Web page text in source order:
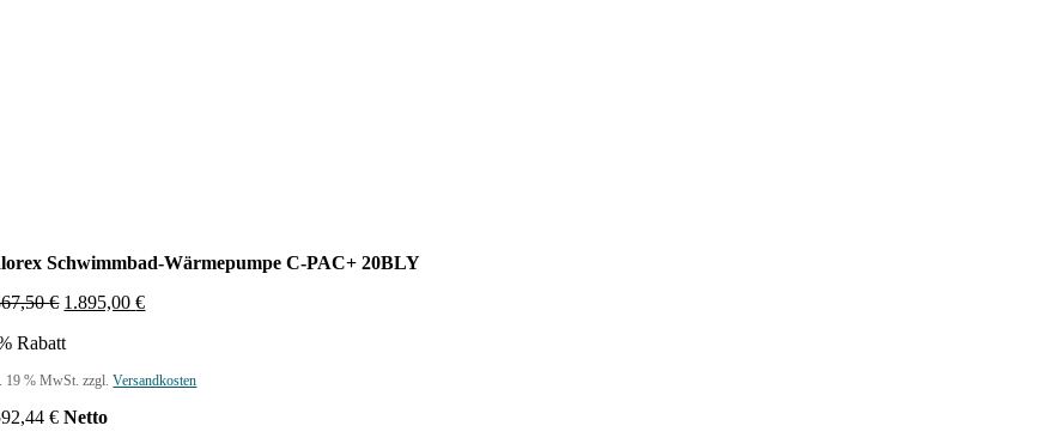
Schwimmbad-Wärmepumpe C-PAC+ 20BLY
€ Ursprünglicher
war:
1.895,00€Aktueller
Rabatt
19 % MwSt. zzgl.Versandkosten
€ Netto